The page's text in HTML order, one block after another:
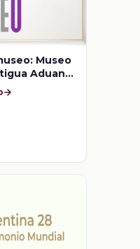
Museo
Aduana